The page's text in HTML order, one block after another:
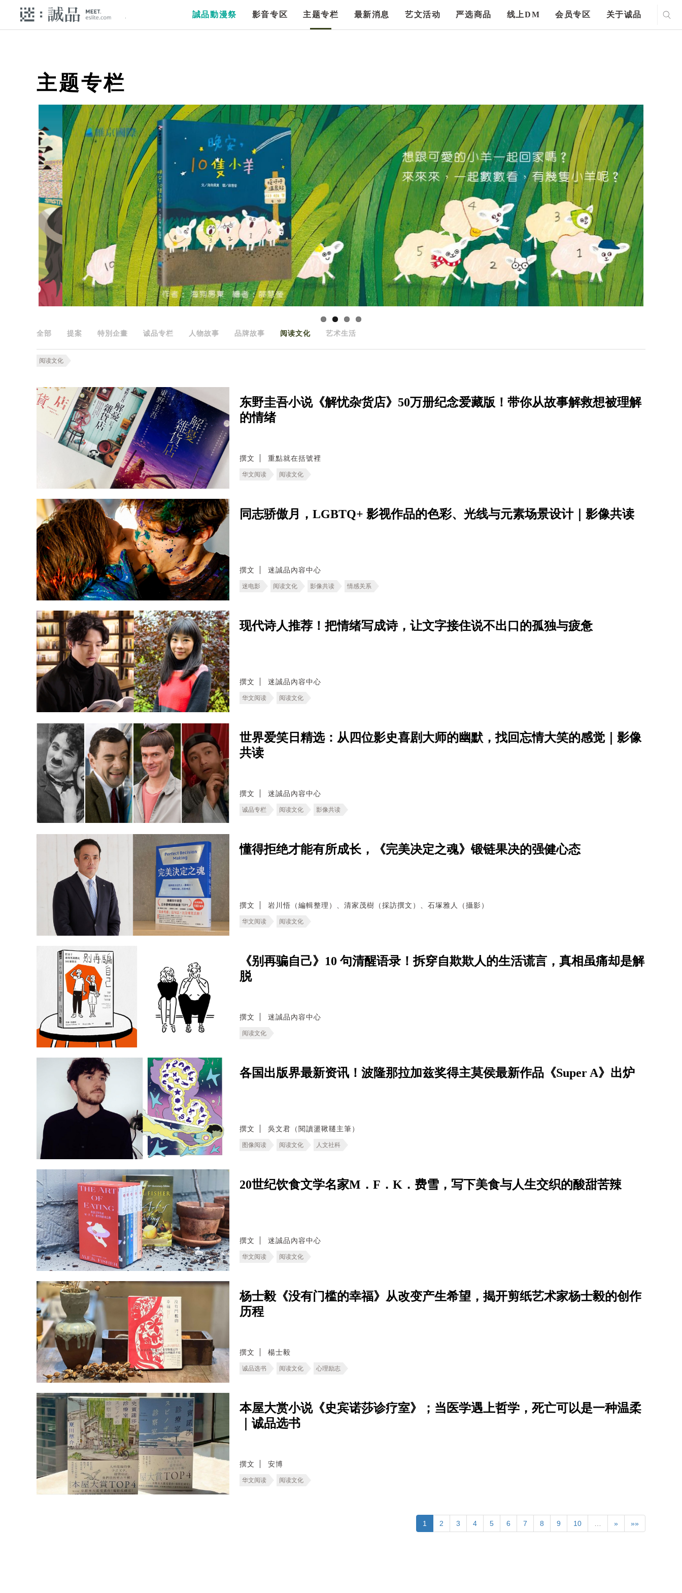
誠品動漫祭 影音专区 主题专栏 最新消息 艺文活动 严选商品 线上DM 会员专区 关于诚品
主题专栏
全部 提案 特別企畫 诚品专栏 人物故事 品牌故事 阅读文化 艺术生活
阅读文化
东野圭吾小说《解忧杂货店》50万册纪念爱藏版！带你从故事解救想被理解
的情绪
撰文 重點就在括號裡
华文阅读 阅读文化
同志骄傲月，LGBTQ+ 影视作品的色彩、光线与元素场景设计｜影像共读
撰文 迷誠品內容中心
迷电影 阅读文化 影像共读 情感关系
现代诗人推荐！把情绪写成诗，让文字接住说不出口的孤独与疲惫
撰文 迷誠品內容中心
华文阅读 阅读文化
世界爱笑日精选：从四位影史喜剧大师的幽默，找回忘情大笑的感觉｜影像
共读
撰文 迷誠品內容中心
诚品专栏 阅读文化 影像共读
懂得拒绝才能有所成长，《完美决定之魂》锻链果决的强健心态
撰文 岩川悟（編輯整理）、清家茂樹（採訪撰文）、石塚雅人（攝影）
华文阅读 阅读文化
《别再骗自己》10 句清醒语录！拆穿自欺欺人的生活谎言，真相虽痛却是解
脱
撰文 迷誠品內容中心
阅读文化
各国出版界最新资讯！波隆那拉加兹奖得主莫侯最新作品《Super A》出炉
撰文 吳文君（閱讀盪鞦韆主筆）
图像阅读 阅读文化 人文社科
20世纪饮食文学名家M．F．K．费雪，写下美食与人生交织的酸甜苦辣
撰文 迷誠品內容中心
华文阅读 阅读文化
杨士毅《没有门槛的幸福》从改变产生希望，揭开剪纸艺术家杨士毅的创作
历程
撰文 楊士毅
诚品选书 阅读文化 心理励志
本屋大赏小说《史宾诺莎诊疗室》；当医学遇上哲学，死亡可以是一种温柔
｜诚品选书
撰文 安博
华文阅读 阅读文化
1 2 3 4 5 6 7 8 9 10 … » »»